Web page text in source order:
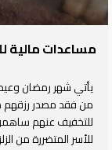
مساعدات مالية
يأتي شهر رمضان وعيد
من فقد مصدر رزقهم
للتخفيف عنهم
للأسر المتضررة من